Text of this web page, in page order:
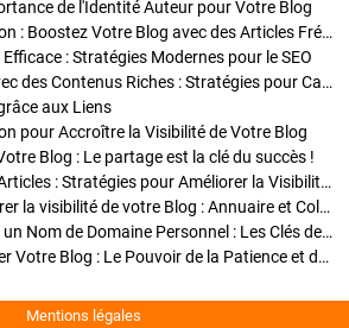
de l'Identité Auteur pour Votre Blog
Stratégies de Publication : Boostez Votre Blog avec des Articles Fréquents et Exclusifs
: Stratégies Modernes pour le SEO
Enrichir Vos Articles avec des Contenus Riches : Stratégies pour Captiver et Optimiser
aux Liens
pour Accroître la Visibilité de Votre Blog
Blog : Le partage est la clé du succès !
Optimisation SEO des Articles : Stratégies pour Améliorer la Visibilité de Votre Blog
Stratégies pour améliorer la visibilité de votre Blog : Annuaire et Collaborations
Pourquoi Investir dans un Nom de Domaine Personnel : Les Clés de la Réussite de Votre Blog
Comment Faire Émerger Votre Blog : Le Pouvoir de la Patience et de la Persévérance
Mentions légales